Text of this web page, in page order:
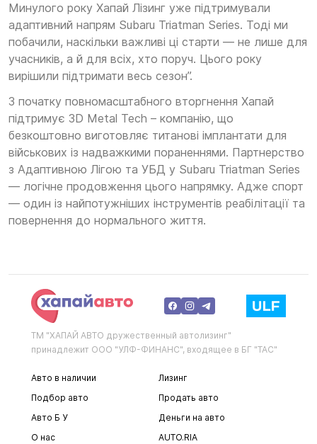
Минулого року Хапай Лізинг уже підтримували
адаптивний напрям Subaru Triatman Series. Тоді ми
побачили, наскільки важливі ці старти — не лише для
учасників, а й для всіх, хто поруч. Цього року
вирішили підтримати весь сезон”.
З початку повномасштабного вторгнення Хапай
підтримує 3D Metal Tech – компанію, що
безкоштовно виготовляє титанові імплантати для
військових із надважкими пораненнями. Партнерство
з Адаптивною Лігою та УБД у Subaru Triatman Series
— логічне продовження цього напрямку. Адже спорт
— один із найпотужніших інструментів реабілітації та
повернення до нормального життя.
ТМ "ХАПАЙ АВТО дружественный автолизинг"
принадлежит ООО "УЛФ-ФИНАНС", входящее в БГ "ТАС"
Авто в наличии
Подбор авто
Авто Б У
О нас
Лизинг
Продать авто
Деньги на авто
AUTO.RIA